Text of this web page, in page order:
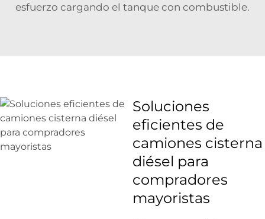
esfuerzo cargando el tanque con combustible.
Soluciones
eficientes de
camiones cisterna
diésel para
compradores
mayoristas